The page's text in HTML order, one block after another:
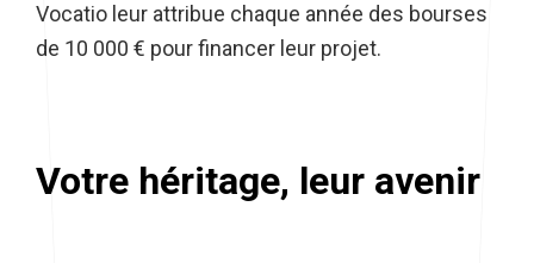
Vocatio leur attribue chaque année des bourses
de 10 000 € pour financer leur projet.
Votre héritage, leur avenir